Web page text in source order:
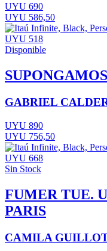
UYU 690
UYU 586,50
UYU 518
Disponible
GABRIEL
UYU 890
UYU 756,50
UYU 668
Sin Stock
FUMER TUE.
PARIS
CAMILA